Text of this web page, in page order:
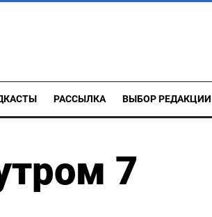
РАССЫЛКА ВЫБОР РЕДАКЦИИ
7